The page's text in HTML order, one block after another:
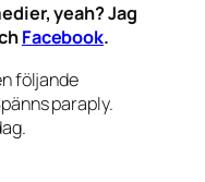
yeah? Jag
Facebook.
följande
paraply.